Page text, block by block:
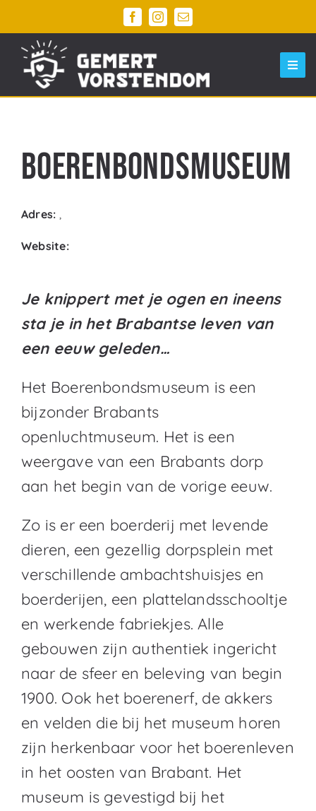
naar
inhoud
Evenementen
Agenda
Parkeren
Boerenbondsmuseum
Adres: ,
Website:
Je knippert met je ogen en ineens
sta je in het Brabantse leven van
een eeuw geleden…
Het Boerenbondsmuseum is een
bijzonder Brabants
openluchtmuseum. Het is een
weergave van een Brabants dorp
aan het begin van de vorige eeuw.
Zo is er een boerderij met levende
dieren, een gezellig dorpsplein met
verschillende ambachtshuisjes en
boerderijen, een plattelandsschooltje
en werkende fabriekjes. Alle
gebouwen zijn authentiek ingericht
naar de sfeer en beleving van begin
1900. Ook het boerenerf, de akkers
en velden die bij het museum horen
zijn herkenbaar voor het boerenleven
in het oosten van Brabant. Het
museum is gevestigd bij het